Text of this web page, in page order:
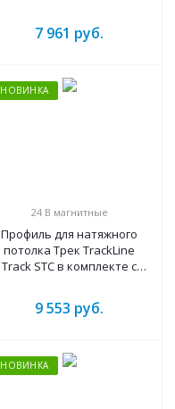
ral9003 белый)
7 961 руб.
НОВИНКА
24 B магнитные
Профиль для натяжного
потолка Трек TrackLine
Track STC в комплекте с
ral9003 белый)
9 553 руб.
НОВИНКА